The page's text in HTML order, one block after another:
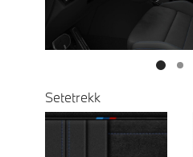
Setetrekk